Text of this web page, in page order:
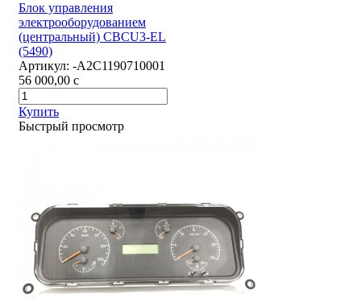
Блок управления
электрооборудованием
(центральный) CBCU3-EL
(5490)
Артикул: -А2С1190710001
56 000,00 c
Купить
Быстрый просмотр